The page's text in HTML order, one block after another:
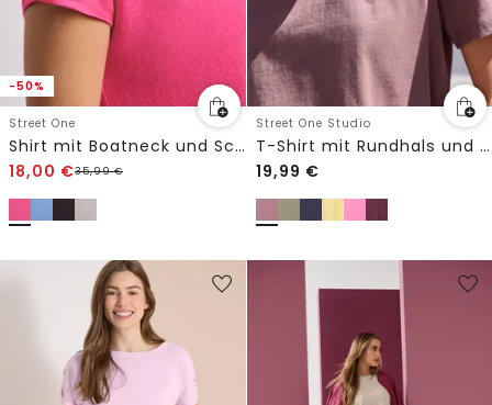
-50%
Street One
Shirt mit Boatneck und Schulterdetail
18,00 €35,99€
Street One Studio
T-Shirt mit Rundhals und Embroidery-Detail
19,99 €